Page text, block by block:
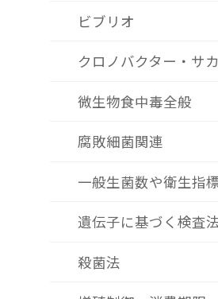
ビブリオ
クロノバクター・サ
微生物食中毒全般
腐敗細菌関連
一般生菌数や衛生指
遺伝子に基づく検査
殺菌法